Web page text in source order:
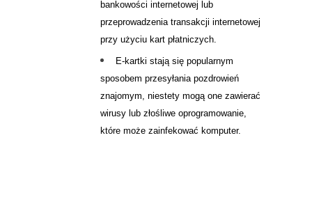
bankowości internetowej lub
przeprowadzenia transakcji internetowej
przy użyciu kart płatniczych.
E-kartki stają się popularnym
sposobem przesyłania pozdrowień
znajomym, niestety mogą one zawierać
wirusy lub złośliwe oprogramowanie,
które może zainfekować komputer.